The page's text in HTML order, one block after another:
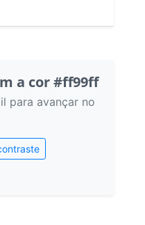
a cor #ff99ff
para avançar no